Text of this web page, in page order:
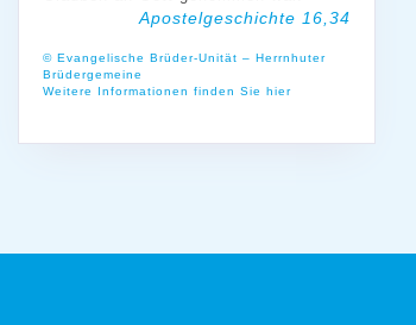
Apostelgeschichte 16,34
© Evangelische Brüder-Unität – Herrnhuter
Brüdergemeine
Weitere Informationen finden Sie hier